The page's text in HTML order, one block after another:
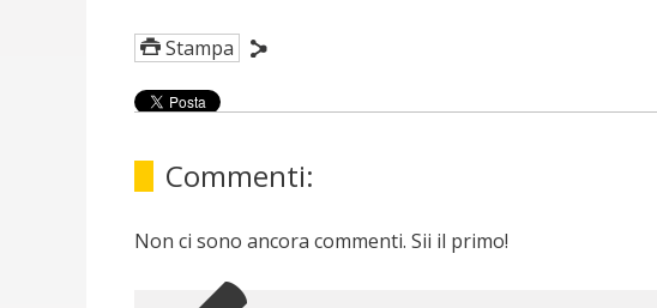
Stampa
Commenti:
Non ci sono ancora commenti. Sii il primo!